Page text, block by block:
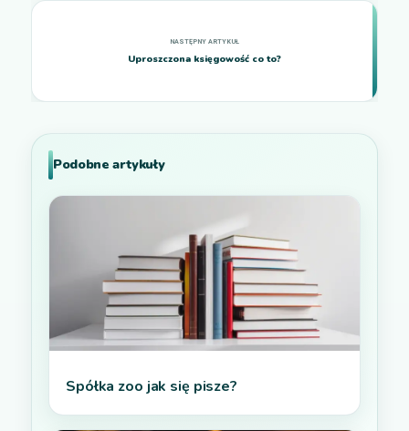
Uproszczona księgowość co to?
Podobne artykuły
Spółka zoo jak się pisze?